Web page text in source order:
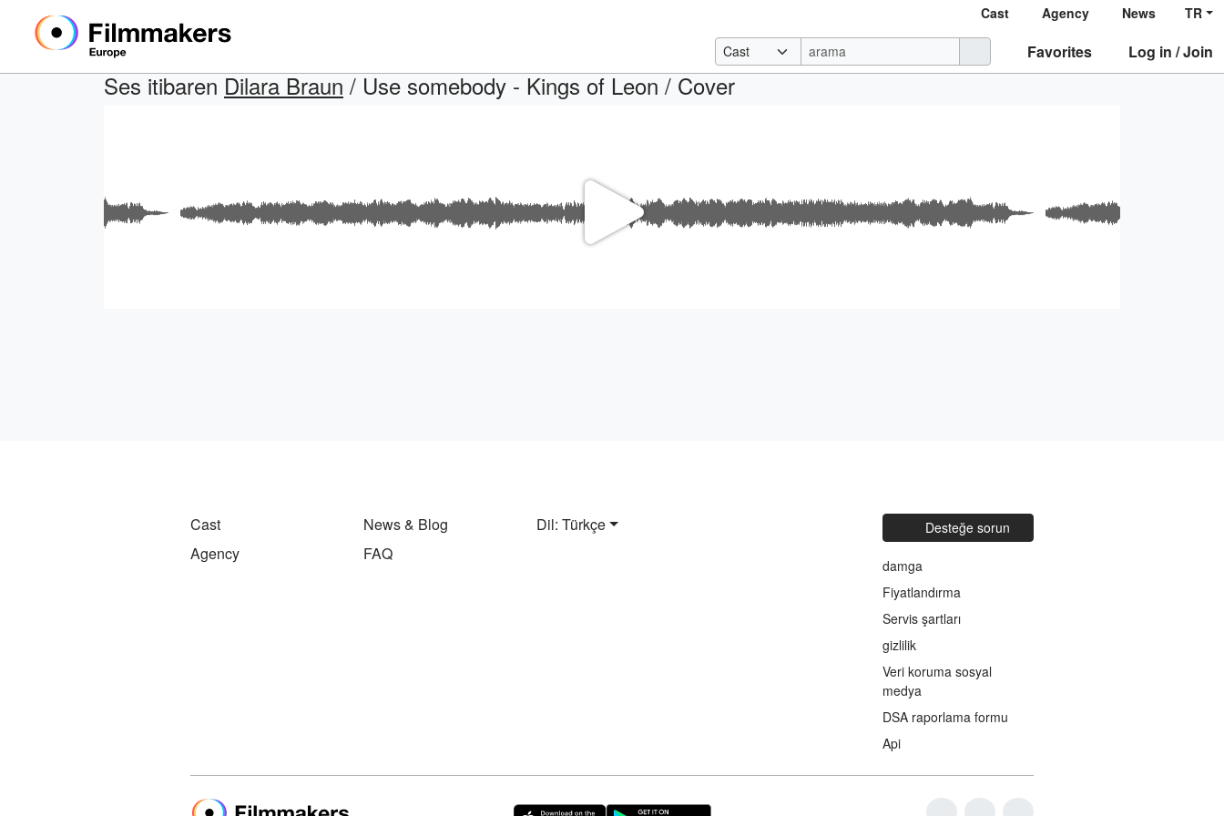
Cast Agency News TR
Favorites Log in / Join
Ses itibaren Dilara Braun / Use somebody - Kings of Leon / Cover
Videoyu
Cast
Agency
News & Blog
FAQ
Dil: Türkçe Desteğe sorun
damga
Fiyatlandırma
Servis şartları
gizlilik
Veri koruma sosyal
medya
DSA raporlama formu
Api